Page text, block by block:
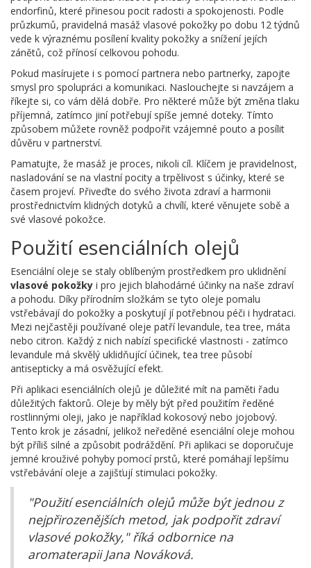
endorfinů, které přinesou pocit radosti a spokojenosti. Podle
průzkumů, pravidelná masáž vlasové pokožky po dobu 12 týdnů
vede k výraznému posílení kvality pokožky a snížení jejích
zánětů, což přínosí celkovou pohodu.
Pokud masírujete i s pomocí partnera nebo partnerky, zapojte
smysl pro spolupráci a komunikaci. Naslouchejte si navzájem a
říkejte si, co vám dělá dobře. Pro některé může být změna tlaku
příjemná, zatímco jiní potřebují spíše jemné doteky. Tímto
způsobem můžete rovněž podpořit vzájemné pouto a posílit
důvěru v partnerství.
Pamatujte, že masáž je proces, nikoli cíl. Klíčem je pravidelnost,
nasladování se na vlastní pocity a trpělivost s účinky, které se
časem projeví. Přiveďte do svého života zdraví a harmonii
prostřednictvím klidných dotyků a chvílí, které věnujete sobě a
své vlasové pokožce.
Použití esenciálních olejů
Esenciální oleje se staly oblíbeným prostředkem pro uklidnění
vlasové pokožky i pro jejich blahodárné účinky na naše zdraví
a pohodu. Díky přírodním složkám se tyto oleje pomalu
vstřebávají do pokožky a poskytují jí potřebnou péči i hydrataci.
Mezi nejčastěji používané oleje patří levandule, tea tree, máta
nebo citron. Každý z nich nabízí specifické vlastnosti - zatímco
levandule má skvělý uklidňující účinek, tea tree působí
antisepticky a má osvěžující efekt.
Při aplikaci esenciálních olejů je důležité mít na paměti řadu
důležitých faktorů. Oleje by měly být před použitím ředěné
rostlinnými oleji, jako je například kokosový nebo jojobový.
Tento krok je zásadní, jelikož neředěné esenciální oleje mohou
být příliš silné a způsobit podráždění. Při aplikaci se doporučuje
jemné krouživé pohyby pomocí prstů, které pomáhají lepšímu
vstřebávání oleje a zajišťují stimulaci pokožky.
"Použití esenciálních olejů může být jednou z
nejpřirozenějších metod, jak podpořit zdraví
vlasové pokožky," říká odbornice na
aromaterapii Jana Nováková.